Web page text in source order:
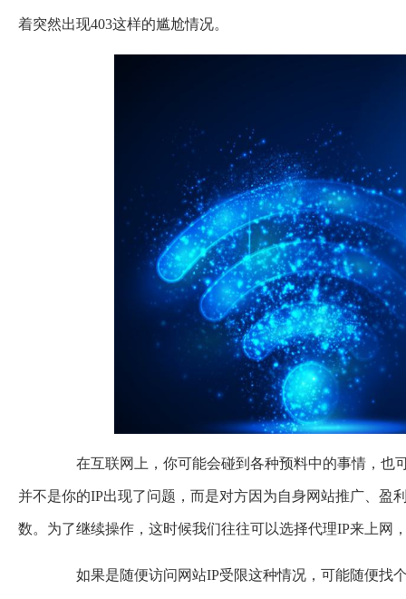
着突然出现403这样的尴尬情况。
在互联网上，你可能会碰到各种预料中的事情，也
并不是你的IP出现了问题，而是对方因为自身网站推广、盈
数。为了继续操作，这时候我们往往可以选择代理IP来上网
如果是随便访问网站IP受限这种情况，可能随便找